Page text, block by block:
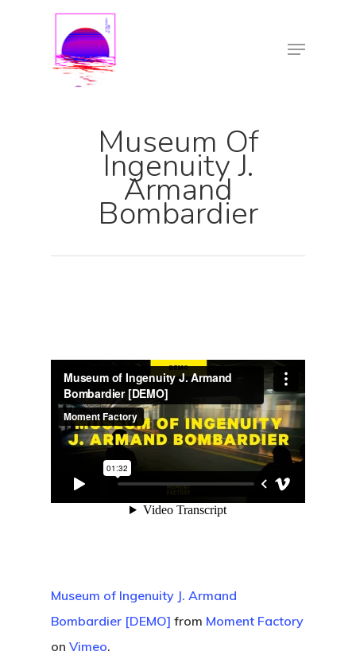
Museum Of
Ingenuity J.
Armand
Bombardier
Museum of Ingenuity J. Armand
Bombardier [DEMO] from Moment Factory
on Vimeo.